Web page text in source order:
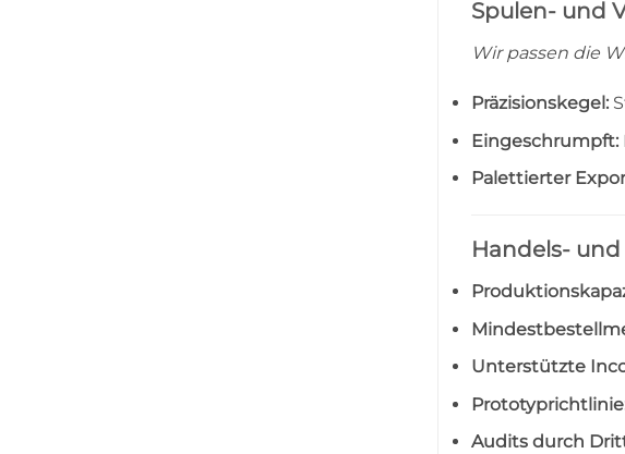
Spulen- und
Wir passen die
Präzisionskegel:
Eingeschrumpft:
Palettierter
Handels-
Unterstützte
Audits durch